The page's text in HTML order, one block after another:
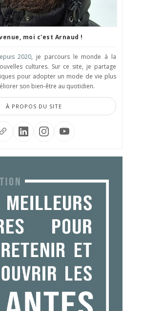
moi c'est Arnaud !
2020, je parcours le monde à la
cultures. Sur ce site, je partage
pour adopter un mode de vie plus
son bien-être au quotidien.
À PROPOS DU SITE